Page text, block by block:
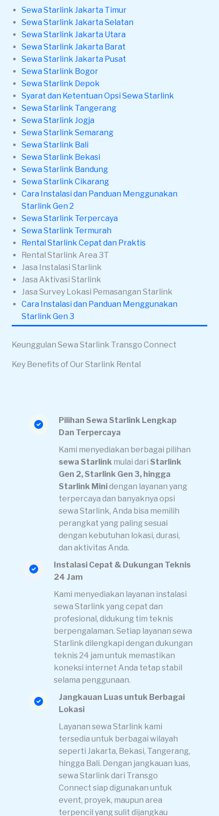
Sewa Starlink Jakarta Timur
Sewa Starlink Jakarta Selatan
Sewa Starlink Jakarta Utara
Sewa Starlink Jakarta Barat
Sewa Starlink Jakarta Pusat
Sewa Starlink Bogor
Sewa Starlink Depok
Syarat dan Ketentuan Opsi Sewa Starlink
Sewa Starlink Tangerang
Sewa Starlink Jogja
Sewa Starlink Semarang
Sewa Starlink Bali
Sewa Starlink Bekasi
Sewa Starlink Bandung
Sewa Starlink Cikarang
Cara Instalasi dan Panduan Menggunakan
Starlink Gen 2
Sewa Starlink Terpercaya
Sewa Starlink Termurah
Rental Starlink Cepat dan Praktis
Rental Starlink Area 3T
Jasa Instalasi Starlink
Jasa Aktivasi Starlink
Jasa Survey Lokasi Pemasangan Starlink
Cara Instalasi dan Panduan Menggunakan
Starlink Gen 3
Keunggulan Sewa Starlink Transgo Connect
Key Benefits of Our Starlink Rental
Pilihan Sewa Starlink Lengkap
Dan Terpercaya
Kami menyediakan berbagai pilihan
sewa Starlink mulai dari Starlink
Gen 2, Starlink Gen 3, hingga
Starlink Minidengan layanan yang
terpercaya dan banyaknya opsi
sewa Starlink, Anda bisa memilih
perangkat yang paling sesuai
dengan kebutuhan lokasi, durasi,
dan aktivitas Anda.
Instalasi Cepat & Dukungan Teknis
24 Jam
Kami menyediakan layanan instalasi
sewa Starlink yang cepat dan
profesional, didukung tim teknis
berpengalaman. Setiap layanan sewa
Starlink dilengkapi dengan dukungan
teknis 24 jam untuk memastikan
koneksi internet Anda tetap stabil
selama penggunaan.
Jangkauan Luas untuk Berbagai
Lokasi
Layanan sewa Starlink kami
tersedia untuk berbagai wilayah
seperti Jakarta, Bekasi, Tangerang,
hingga Bali. Dengan jangkauan luas,
sewa Starlink dari Transgo
Connect siap digunakan untuk
event, proyek, maupun area
terpencil yang sulit dijangkau